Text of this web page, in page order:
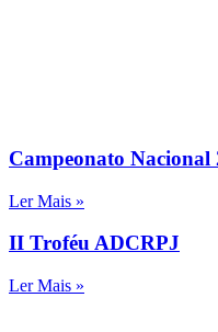
Campeonato
Ler Mais »
II Troféu ADCRPJ
Ler Mais »